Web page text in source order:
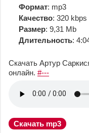
Формат: mp3
Качество: 320 kbps
Размер: 9,31 Mb
Длительность:
Скачать Артур
онлайн. #---
Скачать mp3